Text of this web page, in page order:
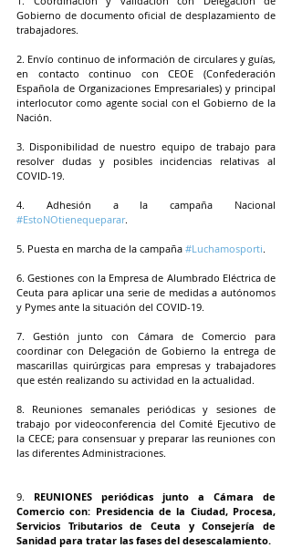
Gobierno de documento oficial de desplazamiento de
trabajadores.
2. Envío continuo de información de circulares y guías,
en contacto continuo con CEOE (Confederación
Española de Organizaciones Empresariales) y principal
interlocutor como agente social con el Gobierno de la
Nación.
3. Disponibilidad de nuestro equipo de trabajo para
resolver dudas y posibles incidencias relativas al
COVID-19.
#EstoNOtienequeparar.
5. Puesta en marcha de la campaña #Luchamosporti
6. Gestiones con la Empresa de Alumbrado Eléctrica de
Ceuta para aplicar una serie de medidas a autónomos
y Pymes ante la situación del COVID-19.
7. Gestión junto con Cámara de Comercio para
coordinar con Delegación de Gobierno la entrega de
mascarillas quirúrgicas para empresas y trabajadores
que estén realizando su actividad en la actualidad.
8. Reuniones semanales periódicas y sesiones de
trabajo por videoconferencia del Comité Ejecutivo de
la CECE; para consensuar y preparar las reuniones con
las diferentes Administraciones.
9. REUNIONES periódicas junto a Cámara de
Comercio con: Presidencia de la Ciudad, Procesa,
Servicios Tributarios de Ceuta y Consejería de
Sanidad para tratar las fases del desescalamiento.